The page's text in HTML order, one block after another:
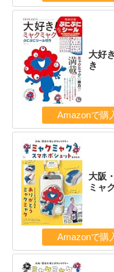
大好
き
Amazonで購
大阪
ミャ
Amazonで購